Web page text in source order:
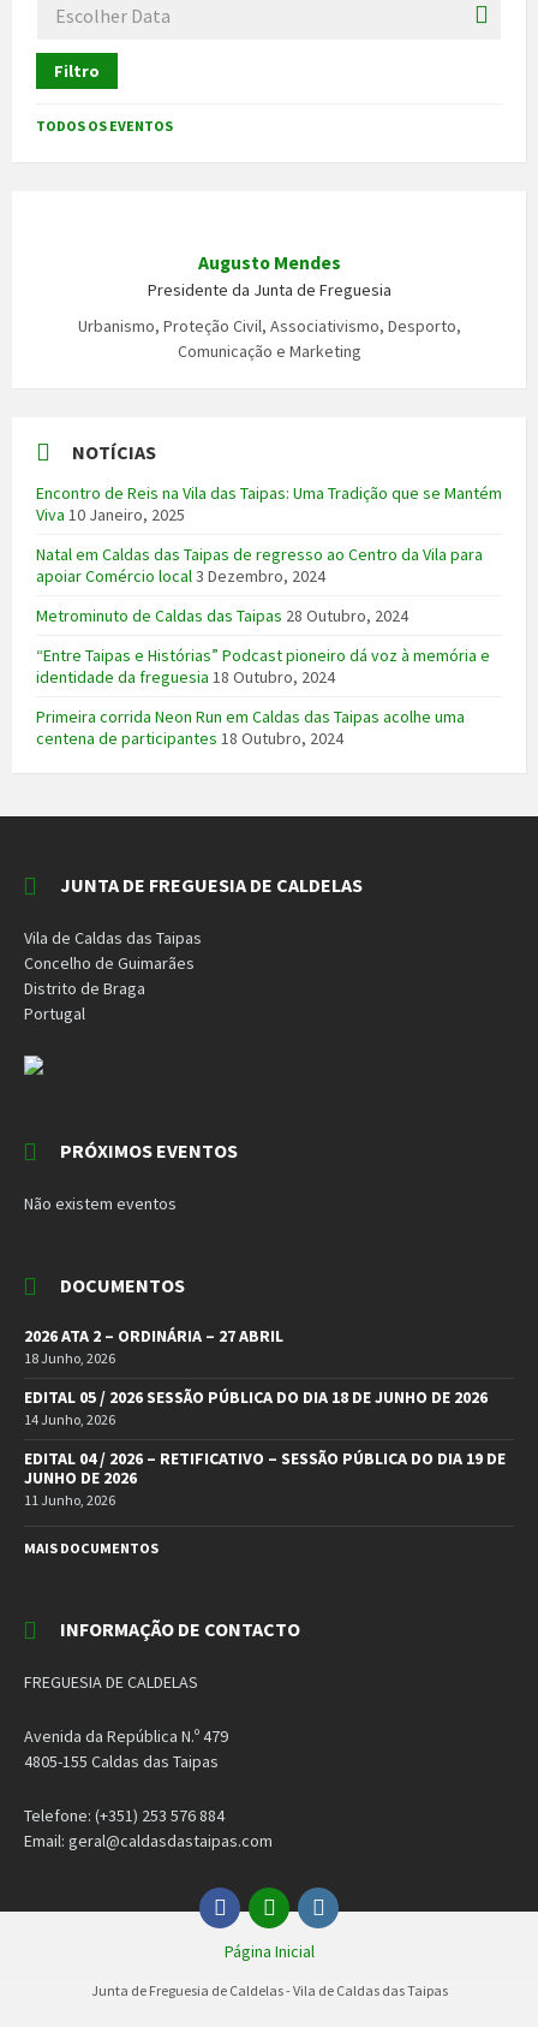
Filtro
TODOS OS EVENTOS
Augusto Mendes
Presidente da Junta de Freguesia
Urbanismo, Proteção Civil, Associativismo, Desporto,
Comunicação e Marketing
NOTÍCIAS
Encontro de Reis na Vila das Taipas: Uma Tradição que se Mantém
Viva 10 Janeiro, 2025
Natal em Caldas das Taipas de regresso ao Centro da Vila para
apoiar Comércio local3 Dezembro, 2024
Metrominuto de Caldas das Taipas 28 Outubro, 2024
“Entre Taipas e Histórias” Podcast pioneiro dá voz à memória e
identidade da freguesia 18 Outubro, 2024
Primeira corrida Neon Run em Caldas das Taipas acolhe uma
centena de participantes 18 Outubro, 2024
JUNTA DE FREGUESIA DE CALDELAS
Vila de Caldas das Taipas
Concelho de Guimarães
Distrito de Braga
Portugal
PRÓXIMOS EVENTOS
Não existem eventos
DOCUMENTOS
2026 ATA 2 – ORDINÁRIA – 27 ABRIL
18 Junho, 2026
EDITAL 05 / 2026 SESSÃO PÚBLICA DO DIA 18 DE JUNHO DE 2026
14 Junho, 2026
EDITAL 04 / 2026 – RETIFICATIVO – SESSÃO PÚBLICA DO DIA 19 DE
JUNHO DE 2026
11 Junho, 2026
MAIS DOCUMENTOS
INFORMAÇÃO DE CONTACTO
FREGUESIA DE CALDELAS
Avenida da República N.º 479
4805-155 Caldas das Taipas
Telefone: (+351) 253 576 884
Email: geral@caldasdastaipas.com
Facebook
EmailInstagram
Página Inicial
Junta de Freguesia de Caldelas - Vila de Caldas das Taipas